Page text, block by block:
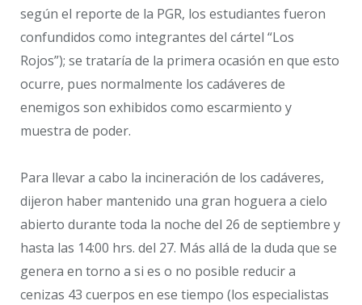
según el reporte de la PGR, los estudiantes fueron
confundidos como integrantes del cártel “Los
Rojos”); se trataría de la primera ocasión en que esto
ocurre, pues normalmente los cadáveres de
enemigos son exhibidos como escarmiento y
muestra de poder.
Para llevar a cabo la incineración de los cadáveres,
dijeron haber mantenido una gran hoguera a cielo
abierto durante toda la noche del 26 de septiembre y
hasta las 14:00 hrs. del 27. Más allá de la duda que se
genera en torno a si es o no posible reducir a
cenizas 43 cuerpos en ese tiempo (los especialistas